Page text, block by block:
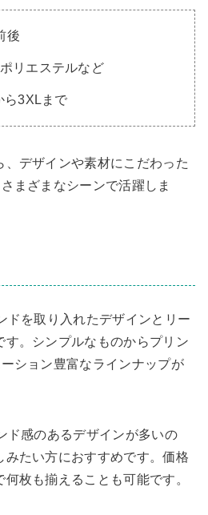
後
リエステルなど
ら3XLまで
デザインや素材にこだわった
まざまなシーンで活躍しま
ドを取り入れたデザインとリー
す。シンプルなものからプリン
ション豊富なラインナップが
ド感のあるデザインが多いの
みたい方におすすめです。価格
枚も揃えることも可能です。